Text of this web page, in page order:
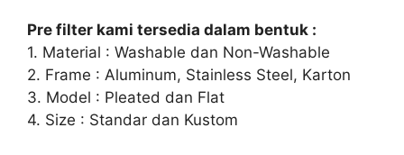
Pre filter kami tersedia dalam bentuk :
1. Material : Washable dan Non-Washable
2. Frame : Aluminum, Stainless Steel, Karton
3. Model : Pleated dan Flat
4. Size : Standar dan Kustom